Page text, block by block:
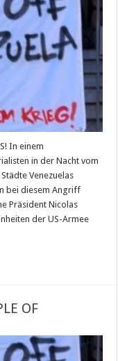
In einem
in der Nacht vom
Venezuelas
bei diesem Angriff
Präsident Nicolas
der US-Armee
OF